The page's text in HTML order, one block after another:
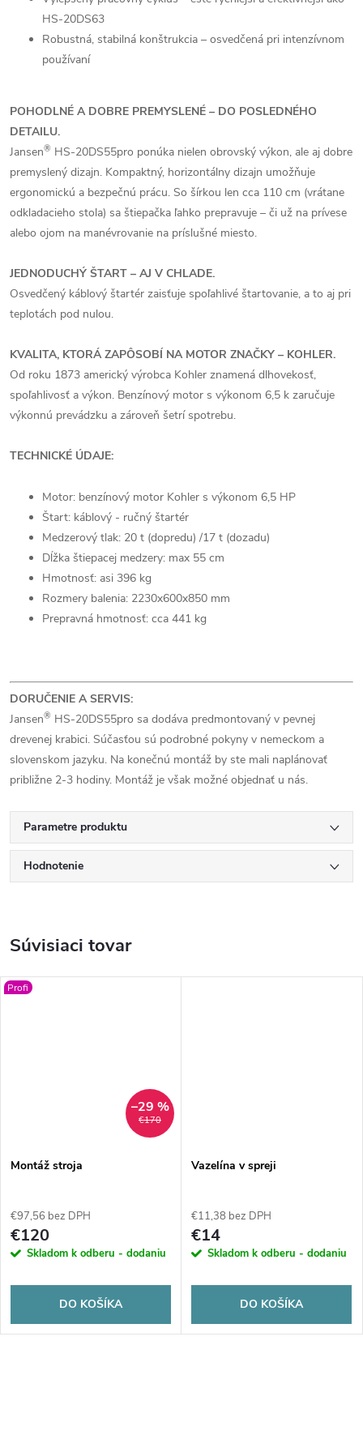
HS-20DS63
Robustná, stabilná konštrukcia – osvedčená pri intenzívnom
používaní
POHODLNÉ A DOBRE PREMYSLENÉ – DO POSLEDNÉHO
DETAILU.
Jansen® HS-20DS55pro ponúka nielen obrovský výkon, ale aj dobre
premyslený dizajn. Kompaktný, horizontálny dizajn umožňuje
ergonomickú a bezpečnú prácu. So šírkou len cca 110 cm (vrátane
odkladacieho stola) sa štiepačka ľahko prepravuje – či už na prívese
alebo ojom na manévrovanie na príslušné miesto.
JEDNODUCHÝ ŠTART – AJ V CHLADE.
Osvedčený káblový štartér zaisťuje spoľahlivé štartovanie, a to aj pri
teplotách pod nulou.
KVALITA, KTORÁ ZAPÔSOBÍ NA MOTOR ZNAČKY – KOHLER.
Od roku 1873 americký výrobca Kohler znamená dlhovekosť,
spoľahlivosť a výkon. Benzínový motor s výkonom 6,5 k zaručuje
výkonnú prevádzku a zároveň šetrí spotrebu.
TECHNICKÉ ÚDAJE:
Motor: benzínový motor Kohler s výkonom 6,5 HP
Štart: káblový - ručný štartér
Medzerový tlak: 20 t (dopredu) /17 t (dozadu)
Dĺžka štiepacej medzery: max 55 cm
Hmotnosť: asi 396 kg
Rozmery balenia: 2230x600x850 mm
Prepravná hmotnosť: cca 441 kg
DORUČENIE A SERVIS:
Jansen® HS-20DS55pro sa dodáva predmontovaný v pevnej
drevenej krabici. Súčasťou sú podrobné pokyny v nemeckom a
slovenskom jazyku. Na konečnú montáž by ste mali naplánovať
približne 2-3 hodiny. Montáž je však možné objednať u nás.
Parametre produktu
Hodnotenie
Súvisiaci tovar
Profi
€170
–29 %
Montáž stroja
€97,56 bez DPH
€120
Skladom k odberu - dodaniu
DO KOŠÍKA
Vazelína v spreji
€11,38 bez DPH
€14
Skladom k odberu - dodaniu
DO KOŠÍKA